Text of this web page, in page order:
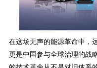
在这场无声的能源革命中，
更是中国参与全球治理的战